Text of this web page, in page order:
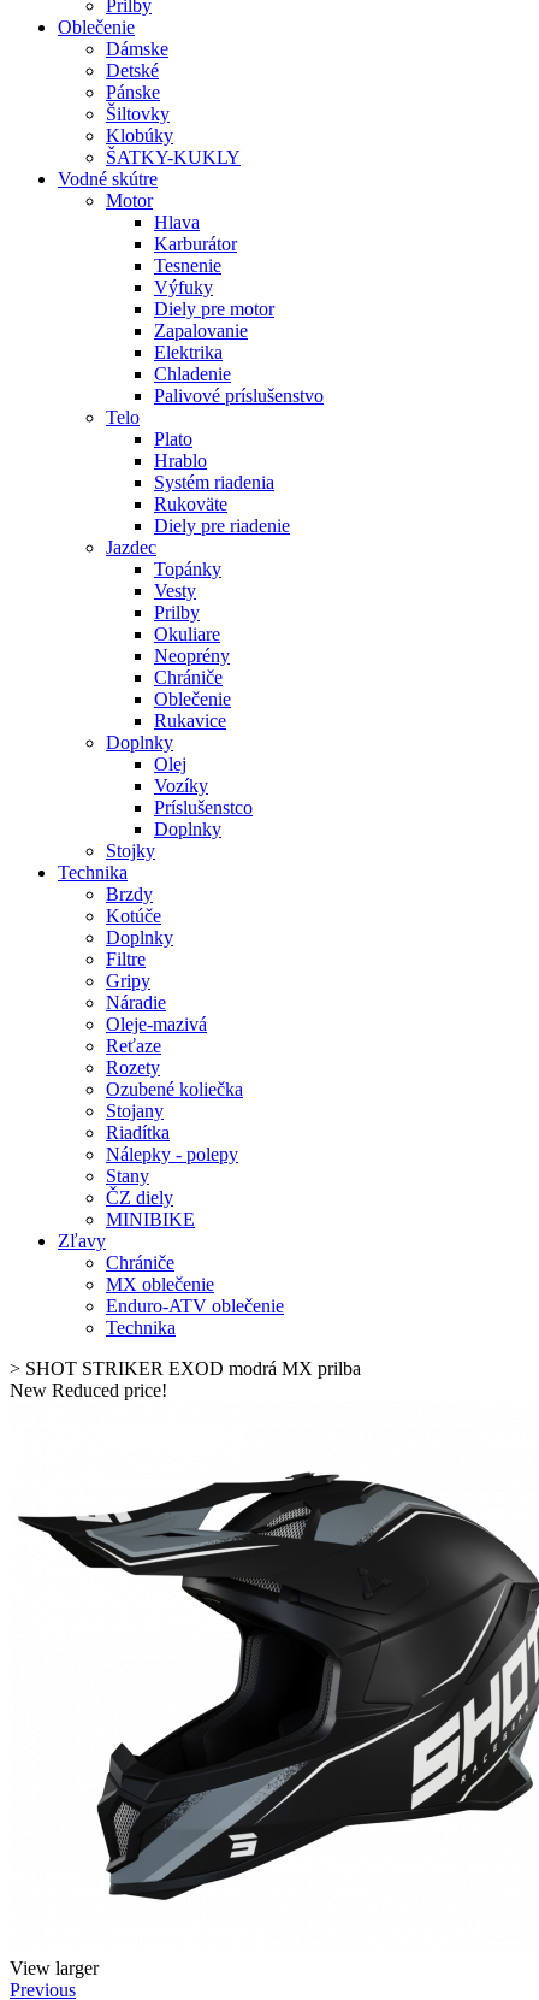
Prilby
Oblečenie
Dámske
Detské
Pánske
Šiltovky
Klobúky
ŠATKY-KUKLY
Vodné skútre
Motor
Hlava
Karburátor
Tesnenie
Výfuky
Diely pre motor
Zapalovanie
Elektrika
Chladenie
Palivové príslušenstvo
Telo
Plato
Hrablo
Systém riadenia
Rukoväte
Diely pre riadenie
Jazdec
Topánky
Vesty
Prilby
Okuliare
Neoprény
Chrániče
Oblečenie
Rukavice
Doplnky
Olej
Vozíky
Príslušenstco
Doplnky
Stojky
Technika
Brzdy
Kotúče
Doplnky
Filtre
Gripy
Náradie
Oleje-mazivá
Reťaze
Rozety
Ozubené koliečka
Stojany
Riadítka
Nálepky - polepy
Stany
ČZ diely
MINIBIKE
Zľavy
Chrániče
MX oblečenie
Enduro-ATV oblečenie
Technika
> SHOT STRIKER EXOD modrá MX prilba
New Reduced price!
View larger
Previous